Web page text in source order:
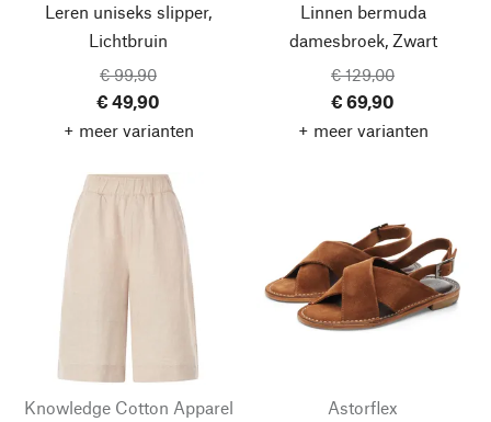
Leren uniseks slipper,
Lichtbruin
€ 99,90
€ 49,90
+ meer varianten
Linnen bermuda
damesbroek, Zwart
€ 129,00
€ 69,90
+ meer varianten
Knowledge Cotton Apparel
Astorflex